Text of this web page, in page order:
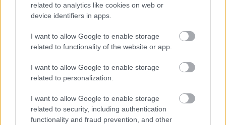
related to analytics like cookies on web or
device identifiers in apps.
I want to allow Google to enable storage
related to functionality of the website or app.
I want to allow Google to enable storage
related to personalization.
I want to allow Google to enable storage
related to security, including authentication
functionality and fraud prevention, and other